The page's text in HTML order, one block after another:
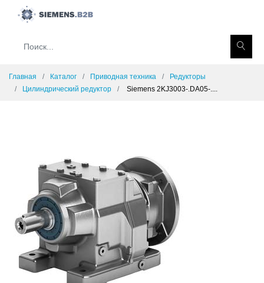
Главная Каталог Приводная техника
Редукторы
Цилиндрический редуктор
Siemens 2KJ3003-.DA05-....